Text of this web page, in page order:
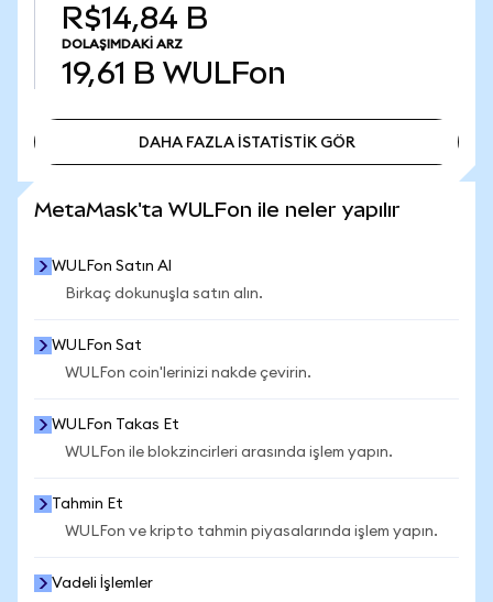
R$14,84 B
DOLAŞIMDAKI ARZ
19,61 B WULFon
DAHA FAZLA İSTATİSTİK GÖR
MetaMask'ta WULFon ile neler yapılır
WULFon Satın Al
Birkaç dokunuşla satın alın.
WULFon Sat
WULFon coin'lerinizi nakde çevirin.
WULFon Takas Et
WULFon ile blokzincirleri arasında işlem yapın.
Tahmin Et
WULFon ve kripto tahmin piyasalarında işlem yapın.
Vadeli İşlemler